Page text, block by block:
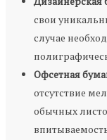
свои
случае
Офсетная
отсутствие
обычных